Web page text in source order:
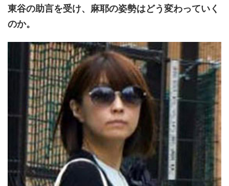
東谷の助言を受け、麻耶の姿勢はどう変わっていく
のか。